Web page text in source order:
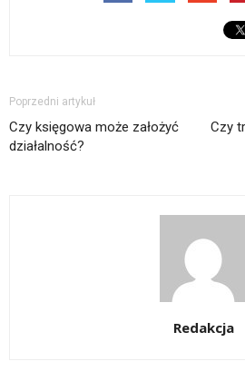
Poprzedni artykuł
Czy księgowa może założyć
działalność?
Czy
Redakcja